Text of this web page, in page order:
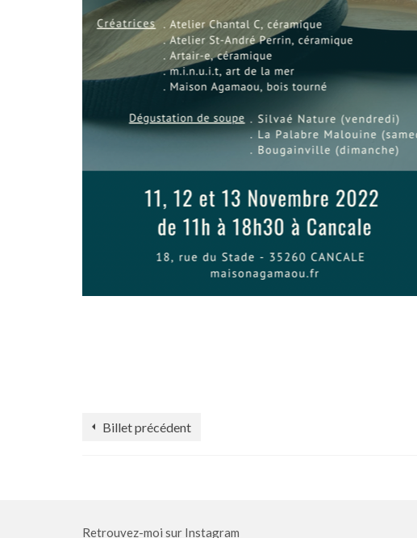
Billet précédent
Retrouvez-moi sur Instagram